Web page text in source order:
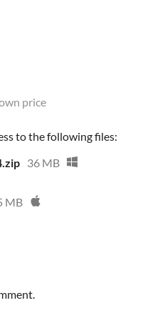
price
to the following files:
36 MB
MB